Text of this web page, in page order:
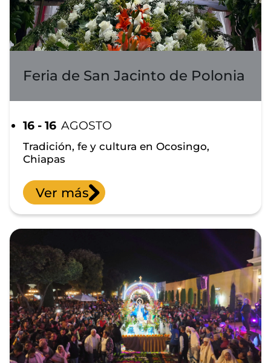
Feria de San Jacinto de Polonia
16 - 16 AGOSTO
Tradición, fe y cultura en Ocosingo,
Chiapas
Ver más